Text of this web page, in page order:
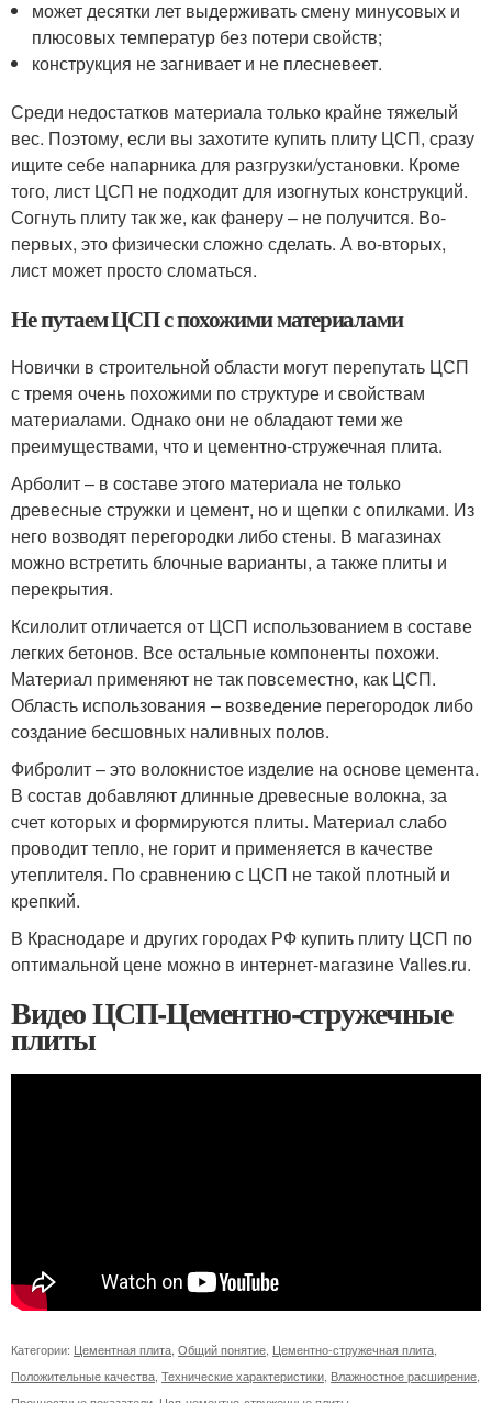
может десятки лет выдерживать смену минусовых и
плюсовых температур без потери свойств;
конструкция не загнивает и не плесневеет.
Среди недостатков материала только крайне тяжелый
вес. Поэтому, если вы захотите купить плиту ЦСП, сразу
ищите себе напарника для разгрузки/установки. Кроме
того, лист ЦСП не подходит для изогнутых конструкций.
Согнуть плиту так же, как фанеру – не получится. Во-
первых, это физически сложно сделать. А во-вторых,
лист может просто сломаться.
Не путаем ЦСП с похожими материалами
Новички в строительной области могут перепутать ЦСП
с тремя очень похожими по структуре и свойствам
материалами. Однако они не обладают теми же
преимуществами, что и цементно-стружечная плита.
Арболит – в составе этого материала не только
древесные стружки и цемент, но и щепки с опилками. Из
него возводят перегородки либо стены. В магазинах
можно встретить блочные варианты, а также плиты и
перекрытия.
Ксилолит отличается от ЦСП использованием в составе
легких бетонов. Все остальные компоненты похожи.
Материал применяют не так повсеместно, как ЦСП.
Область использования – возведение перегородок либо
создание бесшовных наливных полов.
Фибролит – это волокнистое изделие на основе цемента.
В состав добавляют длинные древесные волокна, за
счет которых и формируются плиты. Материал слабо
проводит тепло, не горит и применяется в качестве
утеплителя. По сравнению с ЦСП не такой плотный и
крепкий.
В Краснодаре и других городах РФ купить плиту ЦСП по
оптимальной цене можно в интернет-магазине Valles.ru.
Видео ЦСП-Цементно-стружечные
плиты
Категории: Цементная плита Общий понятие Цементно-стружечная плита
Положительные качества Технические характеристики Влажностное расширение